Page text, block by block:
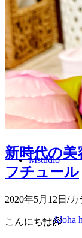
肌カウンセ
スタッフ
Mstudio
Aloha
新時代の
フチュール
2020年5月12日 /カ
こんにちは🤗